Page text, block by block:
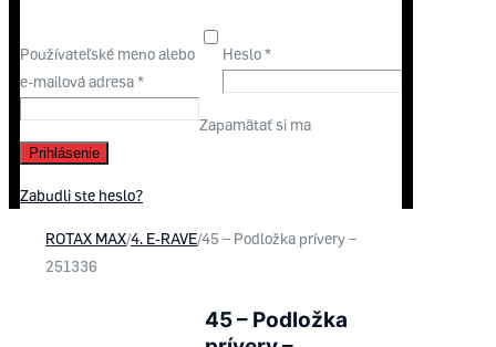
Používateľské meno alebo
e-mailová adresa*
Heslo*
Zapamätať si ma
Prihlásenie
Zabudli ste heslo?
ROTAX MAX/4. E-RAVE/45 – Podložka prívery –
251336
45 – Podložka